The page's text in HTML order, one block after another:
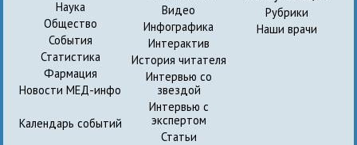
Наука
Общество
События
Статистика
Фармация
Новости МЕД-инфо
Календарь событий
Видео
Инфографика
Интерактив
История читателя
Интервью со
звездой
Интервью с
экспертом
Статьи
Рубрики
Наши врачи